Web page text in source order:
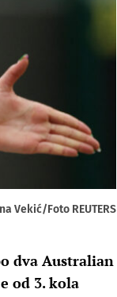
Vekić/Foto REUTERS
dva Australian
od 3. kola